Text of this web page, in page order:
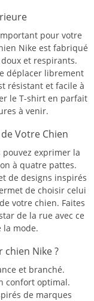
pour votre
Nike est fabriqué
et respirants.
déplacer librement
résistant et facile à
le T-shirt en parfait
à venir.
Votre Chien
exprimer la
à quatre pattes.
de designs inspirés
de choisir celui
votre chien. Faites
de la rue avec ce
la mode.
Nike ?
et branché.
confort optimal.
de marques